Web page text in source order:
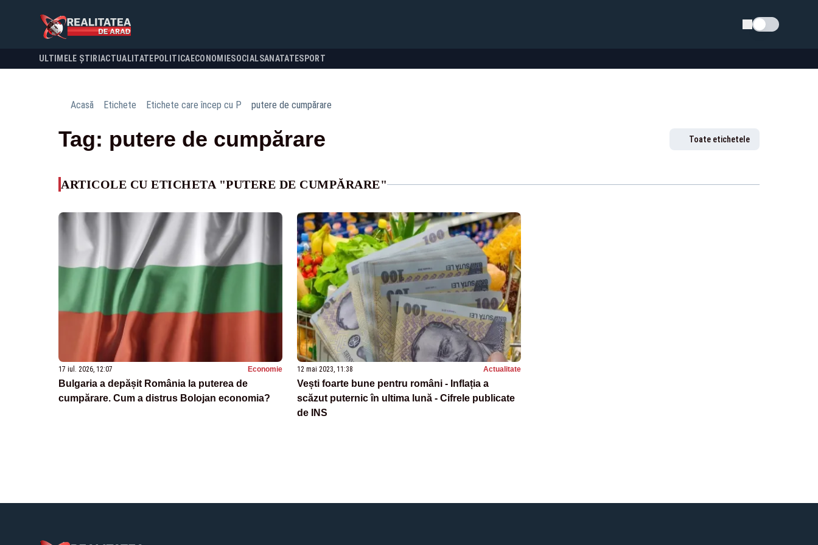
Schimba tema
ULTIMELE ȘTIRI ACTUALITATE POLITICA ECONOMIESOCIALSANATATESPORT
Acasă Etichete Etichete care încep cu P putere de cumpărare
Tag: putere de cumpărare Toate etichetele
ARTICOLE CU ETICHETA "PUTERE DE CUMPĂRARE"
17 iul. 2026, 12:07 Economie
Bulgaria a depășit România la puterea de
cumpărare. Cum a distrus Bolojan economia?
12 mai 2023, 11:38 Actualitate
Vești foarte bune pentru români - Inflația a
scăzut puternic în ultima lună - Cifrele publicate
de INS